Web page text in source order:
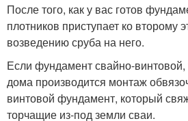
После того, как у вас готов
плотников приступает ко второму
возведению сруба на него.
Если фундамент свайно-винтовой,
дома производится монтаж
винтовой фундамент, который
торчащие из-под земли сваи.